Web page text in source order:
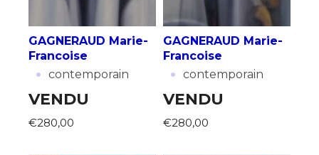
GAGNERAUD Marie-
Francoise
· contemporain
VENDU
€280,00
GAGNERAUD Marie-
Francoise
· contemporain
VENDU
€280,00